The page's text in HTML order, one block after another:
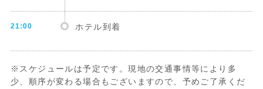
21:00 ホテル到着
※スケジュールは予定です。現地の交通事情等により多
少、順序が変わる場合もございますので、予めご了承くだ